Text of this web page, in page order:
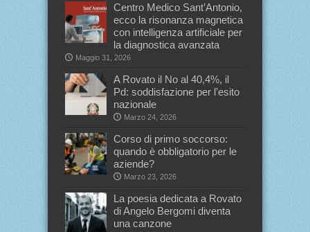
Centro Medico Sant’Antonio,
ecco la risonanza magnetica
con intelligenza artificiale per
la diagnostica avanzata
Maggio 31, 2026
A Rovato il No al 40,4%, il
Pd: soddisfazione per l’esito
nazionale
Marzo 24, 2026
Corso di primo soccorso:
quando è obbligatorio per le
aziende?
Marzo 23, 2026
La poesia dedicata a Rovato
di Angelo Bergomi diventa
una canzone